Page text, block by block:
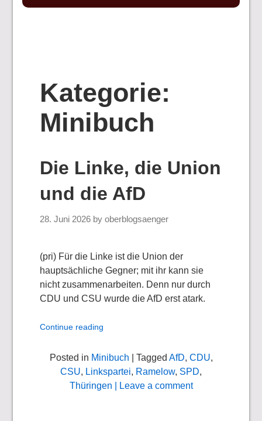
Kategorie:
Minibuch
Die Linke, die Union
und die AfD
28. Juni 2026 byoberblogsaenger
(pri) Für die Linke ist die Union der
hauptsächliche Gegner; mit ihr kann sie
nicht zusammenarbeiten. Denn nur durch
CDU und CSU wurde die AfD erst atark.
Continue reading
Posted in Minibuch | Tagged AfD, CDU,
CSU, Linkspartei, Ramelow, SPD,
Thüringen | Leave a comment